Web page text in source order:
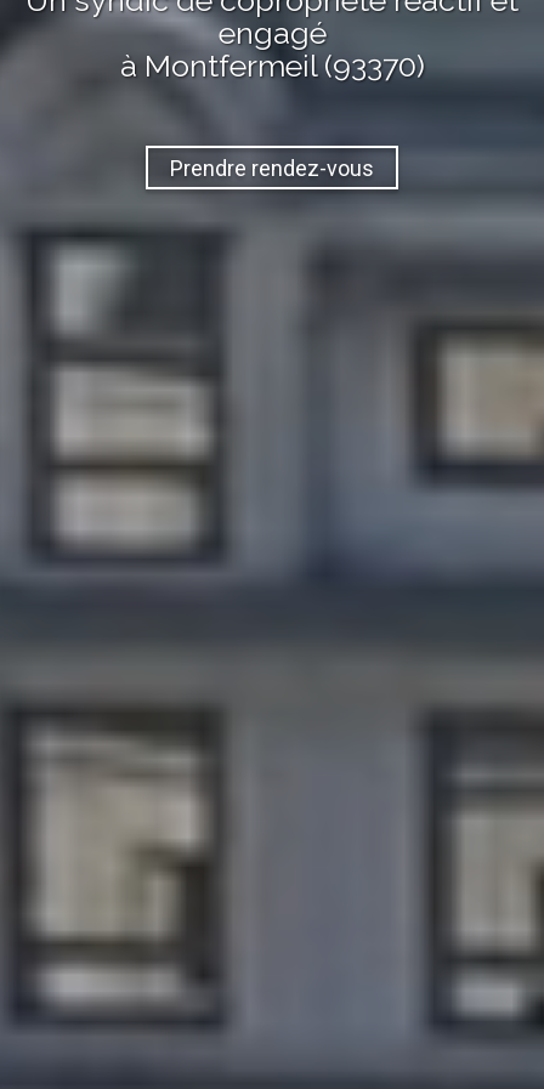
engagé
à Montfermeil (93370)
Prendre rendez-vous